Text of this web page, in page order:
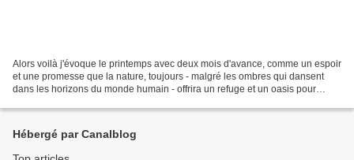
Alors voilà j'évoque le printemps avec deux mois d'avance, comme un espoir
et une promesse que la nature, toujours - malgré les ombres qui dansent
dans les horizons du monde humain - offrira un refuge et un oasis pour
Hébergé par Canalblog